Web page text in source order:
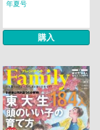
年夏号
購入